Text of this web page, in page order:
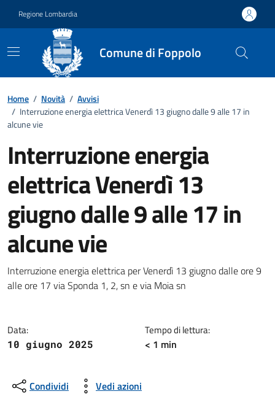
Regione Lombardia
Comune di Foppolo
Home / Novità / Avvisi
/ Interruzione energia elettrica Venerdì 13 giugno dalle 9 alle 17 in
alcune vie
Interruzione energia
elettrica Venerdì 13
giugno dalle 9 alle 17 in
alcune vie
Dettagli della notizia
Interruzione energia elettrica per Venerdì 13 giugno dalle ore 9
alle ore 17 via Sponda 1, 2, sn e via Moia sn
Data:
10 giugno 2025
Tempo di lettura:
< 1 min
Condividi Vedi azioni